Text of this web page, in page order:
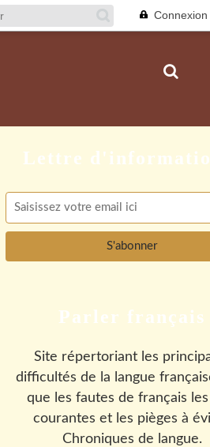
Connexion
Parler français
Site répertoriant les
difficultés de la langue
que les fautes de français
courantes et les pièges à
Chroniques de langue.